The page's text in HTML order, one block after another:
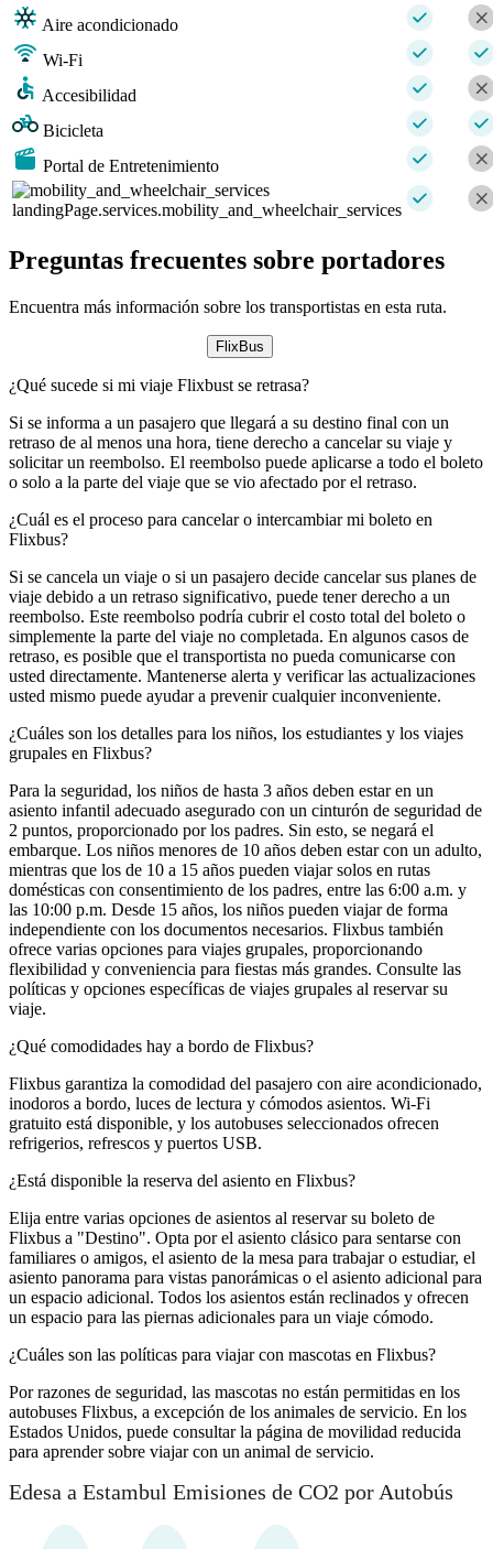
Aire acondicionado
Wi-Fi
Accesibilidad
Bicicleta
Portal de Entretenimiento
landingPage.services.mobility_and_wheelchair_services
Preguntas frecuentes sobre portadores
Encuentra más información sobre los transportistas en esta ruta.
FlixBus
¿Qué sucede si mi viaje Flixbust se retrasa?
Si se informa a un pasajero que llegará a su destino final con un
retraso de al menos una hora, tiene derecho a cancelar su viaje y
solicitar un reembolso. El reembolso puede aplicarse a todo el boleto
o solo a la parte del viaje que se vio afectado por el retraso.
¿Cuál es el proceso para cancelar o intercambiar mi boleto en
Flixbus?
Si se cancela un viaje o si un pasajero decide cancelar sus planes de
viaje debido a un retraso significativo, puede tener derecho a un
reembolso. Este reembolso podría cubrir el costo total del boleto o
simplemente la parte del viaje no completada. En algunos casos de
retraso, es posible que el transportista no pueda comunicarse con
usted directamente. Mantenerse alerta y verificar las actualizaciones
usted mismo puede ayudar a prevenir cualquier inconveniente.
¿Cuáles son los detalles para los niños, los estudiantes y los viajes
grupales en Flixbus?
Para la seguridad, los niños de hasta 3 años deben estar en un
asiento infantil adecuado asegurado con un cinturón de seguridad de
2 puntos, proporcionado por los padres. Sin esto, se negará el
embarque. Los niños menores de 10 años deben estar con un adulto,
mientras que los de 10 a 15 años pueden viajar solos en rutas
domésticas con consentimiento de los padres, entre las 6:00 a.m. y
las 10:00 p.m. Desde 15 años, los niños pueden viajar de forma
independiente con los documentos necesarios. Flixbus también
ofrece varias opciones para viajes grupales, proporcionando
flexibilidad y conveniencia para fiestas más grandes. Consulte las
políticas y opciones específicas de viajes grupales al reservar su
viaje.
¿Qué comodidades hay a bordo de Flixbus?
Flixbus garantiza la comodidad del pasajero con aire acondicionado,
inodoros a bordo, luces de lectura y cómodos asientos. Wi-Fi
gratuito está disponible, y los autobuses seleccionados ofrecen
refrigerios, refrescos y puertos USB.
¿Está disponible la reserva del asiento en Flixbus?
Elija entre varias opciones de asientos al reservar su boleto de
Flixbus a "Destino". Opta por el asiento clásico para sentarse con
familiares o amigos, el asiento de la mesa para trabajar o estudiar, el
asiento panorama para vistas panorámicas o el asiento adicional para
un espacio adicional. Todos los asientos están reclinados y ofrecen
un espacio para las piernas adicionales para un viaje cómodo.
¿Cuáles son las políticas para viajar con mascotas en Flixbus?
Por razones de seguridad, las mascotas no están permitidas en los
autobuses Flixbus, a excepción de los animales de servicio. En los
Estados Unidos, puede consultar la página de movilidad reducida
para aprender sobre viajar con un animal de servicio.
Edesa a Estambul Emisiones de CO2 por Autobús